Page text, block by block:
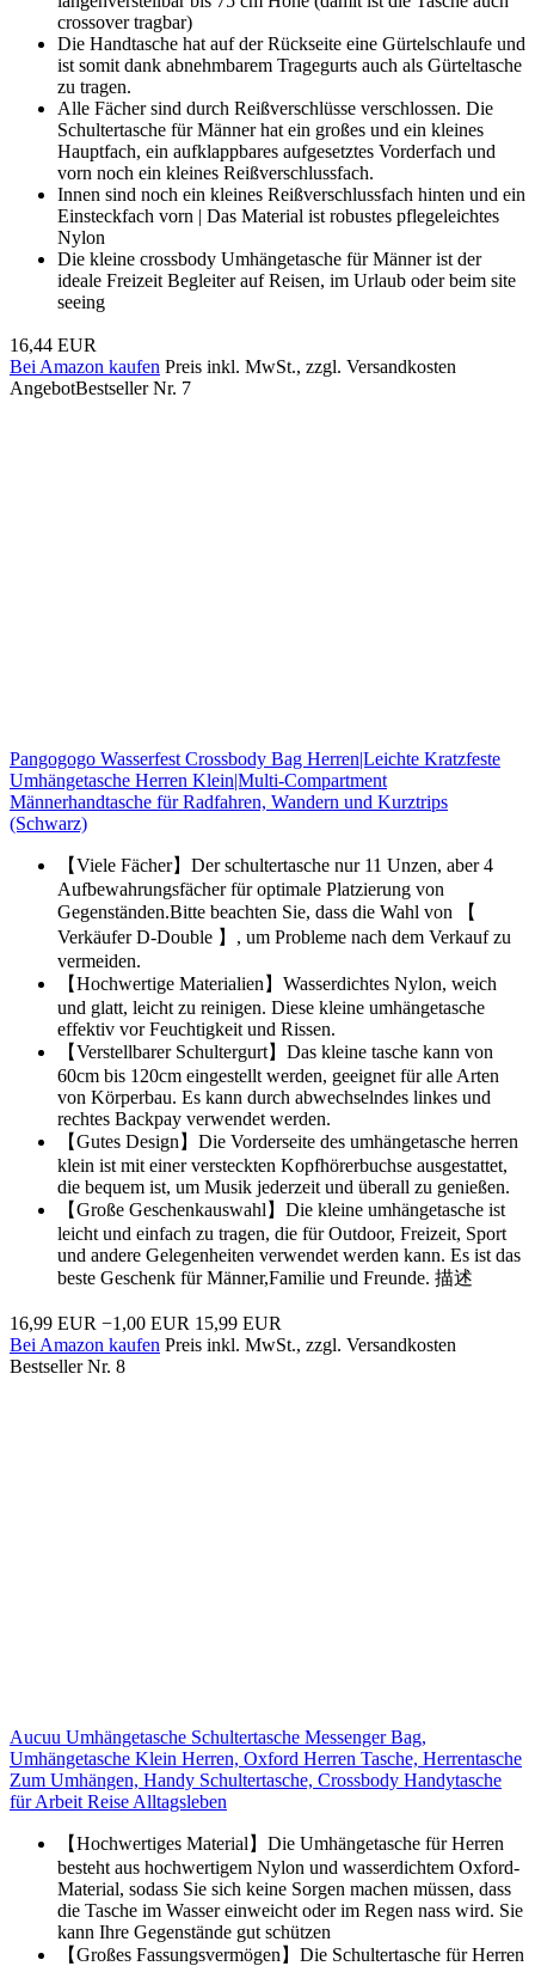
crossover tragbar)
Die Handtasche hat auf der Rückseite eine Gürtelschlaufe und
ist somit dank abnehmbarem Tragegurts auch als Gürteltasche
zu tragen.
Alle Fächer sind durch Reißverschlüsse verschlossen. Die
Schultertasche für Männer hat ein großes und ein kleines
Hauptfach, ein aufklappbares aufgesetztes Vorderfach und
vorn noch ein kleines Reißverschlussfach.
Innen sind noch ein kleines Reißverschlussfach hinten und ein
Einsteckfach vorn | Das Material ist robustes pflegeleichtes
Nylon
Die kleine crossbody Umhängetasche für Männer ist der
ideale Freizeit Begleiter auf Reisen, im Urlaub oder beim site
seeing
16,44 EUR
Bei Amazon kaufen Preis inkl. MwSt., zzgl. Versandkosten
AngebotBestseller Nr. 7
Pangogogo Wasserfest Crossbody Bag Herren|Leichte Kratzfeste
Umhängetasche Herren Klein|Multi-Compartment
Männerhandtasche für Radfahren, Wandern und Kurztrips
(Schwarz)
【Viele Fächer】Der schultertasche nur 11 Unzen, aber 4
Aufbewahrungsfächer für optimale Platzierung von
Gegenständen.Bitte beachten Sie, dass die Wahl von 【
Verkäufer D-Double 】, um Probleme nach dem Verkauf zu
vermeiden.
【Hochwertige Materialien】Wasserdichtes Nylon, weich
und glatt, leicht zu reinigen. Diese kleine umhängetasche
effektiv vor Feuchtigkeit und Rissen.
【Verstellbarer Schultergurt】Das kleine tasche kann von
60cm bis 120cm eingestellt werden, geeignet für alle Arten
von Körperbau. Es kann durch abwechselndes linkes und
rechtes Backpay verwendet werden.
【Gutes Design】Die Vorderseite des umhängetasche herren
klein ist mit einer versteckten Kopfhörerbuchse ausgestattet,
die bequem ist, um Musik jederzeit und überall zu genießen.
【Große Geschenkauswahl】Die kleine umhängetasche ist
leicht und einfach zu tragen, die für Outdoor, Freizeit, Sport
und andere Gelegenheiten verwendet werden kann. Es ist das
beste Geschenk für Männer,Familie und Freunde. 描述
16,99 EUR −1,00 EUR 15,99 EUR
Bei Amazon kaufen Preis inkl. MwSt., zzgl. Versandkosten
Bestseller Nr. 8
Aucuu Umhängetasche Schultertasche Messenger Bag,
Umhängetasche Klein Herren, Oxford Herren Tasche, Herrentasche
Zum Umhängen, Handy Schultertasche, Crossbody Handytasche
für Arbeit Reise Alltagsleben
【Hochwertiges Material】Die Umhängetasche für Herren
besteht aus hochwertigem Nylon und wasserdichtem Oxford-
Material, sodass Sie sich keine Sorgen machen müssen, dass
die Tasche im Wasser einweicht oder im Regen nass wird. Sie
kann Ihre Gegenstände gut schützen
【Großes Fassungsvermögen】Die Schultertasche für Herren